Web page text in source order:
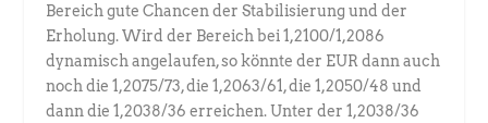
Bereich gute Chancen der Stabilisierung und der
Erholung. Wird der Bereich bei 1,2100/1,2086
dynamisch angelaufen, so könnte der EUR dann auch
noch die 1,2075/73, die 1,2063/61, die 1,2050/48 und
dann die 1,2038/36 erreichen. Unter der 1,2038/36